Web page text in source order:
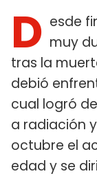
D esde
muy
tras la
debió
cual logró
a radiación
octubre el
edad y se